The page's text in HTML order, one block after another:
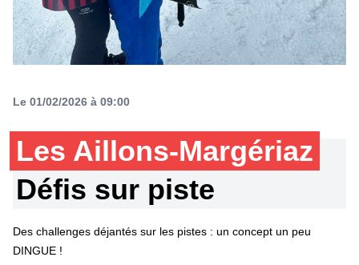
Le 01/02/2026 à 09:00
Les Aillons-Margériaz
Défis sur piste
Des challenges déjantés sur les pistes : un concept un peu
DINGUE !